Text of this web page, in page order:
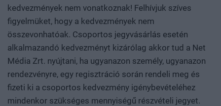
kedvezmények nem vonatkoznak! Felhívjuk szíves
figyelmüket, hogy a kedvezmények nem
összevonhatóak. Csoportos jegyvásárlás esetén
alkalmazandó kedvezményt kizárólag akkor tud a Net
Média Zrt. nyújtani, ha ugyanazon személy, ugyanazon
rendezvényre, egy regisztráció során rendeli meg és
fizeti ki a csoportos kedvezmény igénybevételéhez
mindenkor szükséges mennyiségű részvételi jegyet.